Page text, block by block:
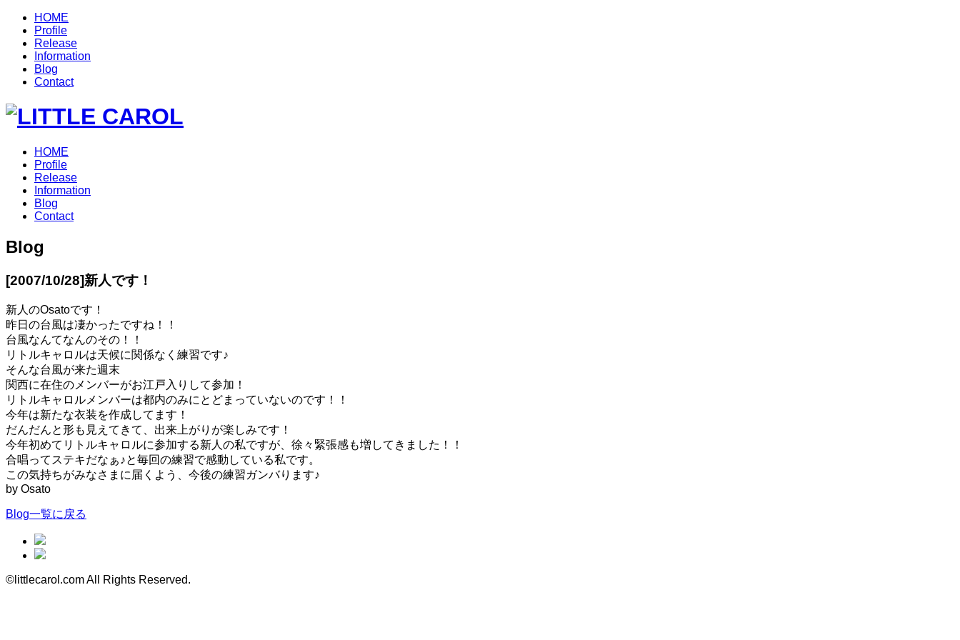
HOME
Profile
Release
Information
Blog
Contact
HOME
Profile
Release
Information
Blog
Contact
Blog
[2007/10/28]新人です！
新人のOsatoです！
昨日の台風は凄かったですね！！
台風なんてなんのその！！
リトルキャロルは天候に関係なく練習です♪
そんな台風が来た週末
関西に在住のメンバーがお江戸入りして参加！
リトルキャロルメンバーは都内のみにとどまっていないのです！！
今年は新たな衣装を作成してます！
だんだんと形も見えてきて、出来上がりが楽しみです！
今年初めてリトルキャロルに参加する新人の私ですが、徐々緊張感も増してきました！！
合唱ってステキだなぁ♪と毎回の練習で感動している私です。
この気持ちがみなさまに届くよう、今後の練習ガンバります♪
by Osato
Blog一覧に戻る
©littlecarol.com All Rights Reserved.